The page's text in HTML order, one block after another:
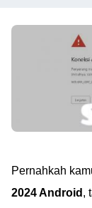
Pernahkah
2024 Android ,